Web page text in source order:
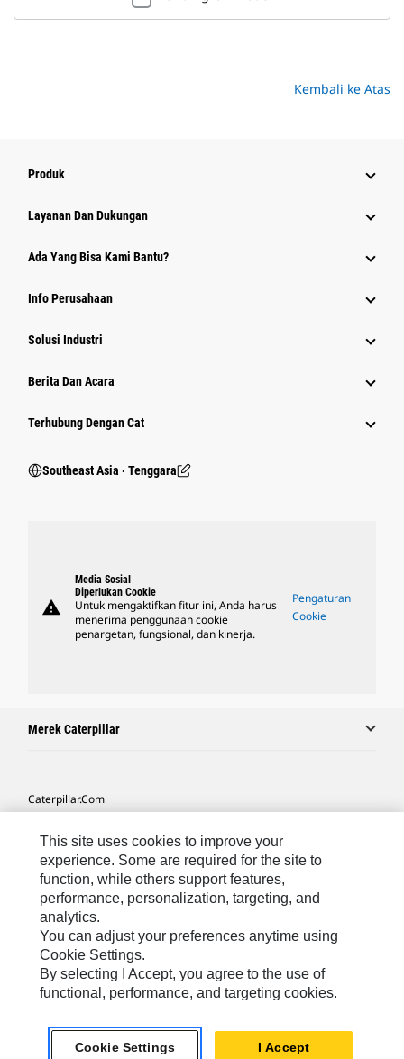
Kembali ke Atas
Produk
Layanan Dan Dukungan
Ada Yang Bisa Kami Bantu?
Info Perusahaan
Solusi Industri
Berita Dan Acara
Terhubung Dengan Cat
Southeast Asia ‧ Tenggara
warning
Media Sosial
Diperlukan Cookie
Untuk mengaktifkan fitur ini, Anda harus
menerima penggunaan cookie
penargetan, fungsional, dan kinerja.
Pengaturan
Cookie
Merek Caterpillar
Caterpillar.com
Preferensi Pemasaran Saya
Peta Situs
Cookie Settings
Hukum
Privasi
Asia Tenggara© 2026 Caterpillar. Hak Dilindungi UU.
This site uses cookies to improve your
experience. Some are required for the site to
function, while others support features,
performance, personalization, targeting, and
analytics.
You can adjust your preferences anytime using
Cookie Settings.
By selecting I Accept, you agree to the use of
functional, performance, and targeting cookies.
Cookie Settings I Accept